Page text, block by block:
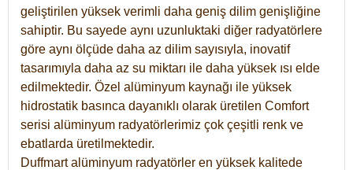
geliştirilen yüksek verimli daha geniş dilim genişliğine
sahiptir. Bu sayede aynı uzunluktaki diğer radyatörlere
göre aynı ölçüde daha az dilim sayısıyla, inovatif
tasarımıyla daha az su miktarı ile daha yüksek ısı elde
edilmektedir. Özel alüminyum kaynağı ile yüksek
hidrostatik basınca dayanıklı olarak üretilen Comfort
serisi alüminyum radyatörlerimiz çok çeşitli renk ve
ebatlarda üretilmektedir.
Duffmart alüminyum radyatörler en yüksek kalitede